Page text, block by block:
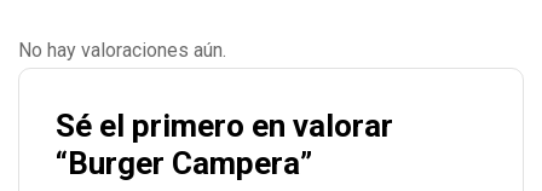
No hay valoraciones aún.
Sé el primero en valorar
“Burger Campera”